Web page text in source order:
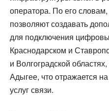
оператора. По его
позволяют создавать
для подключения
Краснодарском и
и Волгоградской
Адыгее, что отражается
услуг связи.